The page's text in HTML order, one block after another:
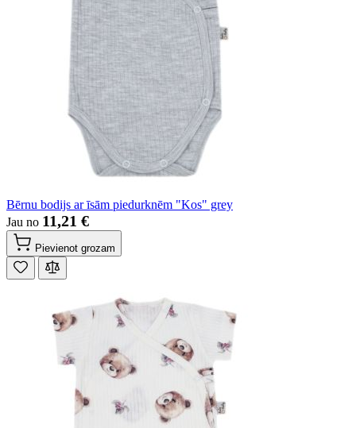
Bērnu bodijs ar īsām piedurknēm "Kos" grey
Jau no 11,21 €
Pievienot grozam